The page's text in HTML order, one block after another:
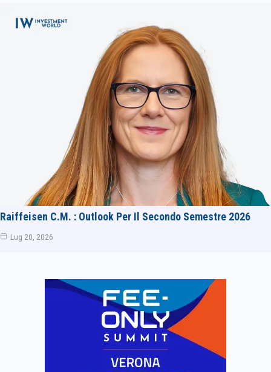
Raiffeisen C.M. : Outlook Per Il Secondo Semestre 2026
Lug 20, 2026